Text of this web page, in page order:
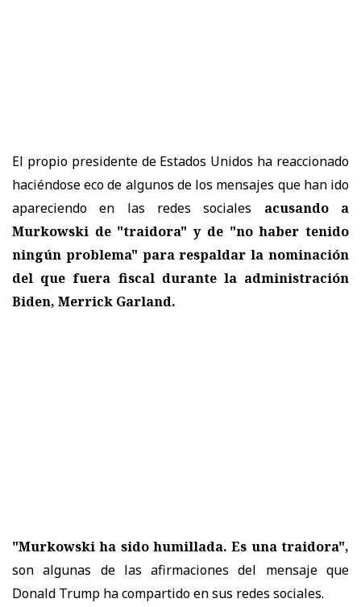
El propio presidente de Estados Unidos ha reaccionado
haciéndose eco de algunos de los mensajes que han ido
apareciendo en las redes sociales acusando a
Murkowski de "traidora" y de "no haber tenido
ningún problema" para respaldar la nominación
del que fuera fiscal durante la administración
Biden, Merrick Garland.
"Murkowski ha sido humillada. Es una traidora",
son algunas de las afirmaciones del mensaje que
Donald Trump ha compartido en sus redes sociales.